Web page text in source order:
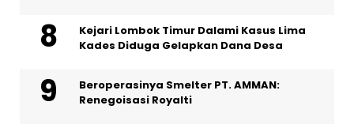
Kejari Lombok Timur Dalami Kasus Lima
Kades Diduga Gelapkan Dana Desa
Beroperasinya Smelter PT. AMMAN:
Renegoisasi Royalti